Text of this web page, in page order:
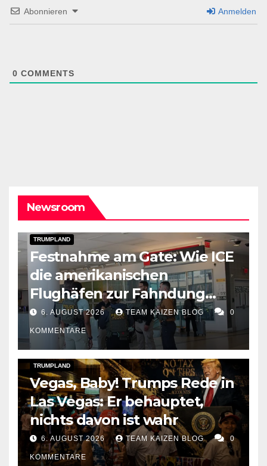
Abonnieren Anmelden
0 COMMENTS
Newsroom
DARK AMERICA DEPORTATIONS & ICE TOPSTORY
TRUMPLAND
Festnahme am Gate: Wie ICE
die amerikanischen
Flughäfen zur Fahndung
umbaut
6. AUGUST 2026 TEAM KAIZEN BLOG 0
KOMMENTARE
DARK AMERICA SOCIAL & POLITICS TOPSTORY
TRUMPLAND
Vegas, Baby! Trumps Rede in
Las Vegas: Er behauptet,
nichts davon ist wahr
6. AUGUST 2026 TEAM KAIZEN BLOG 0
KOMMENTARE